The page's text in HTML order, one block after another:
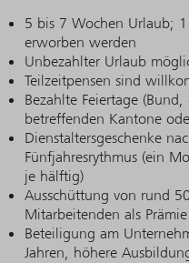
5 bis 7 Wochen Urlaub;
erworben werden
Unbezahlter Urlaub
Teilzeitpensen sind
Bezahlte Feiertage
betreffenden Kantone
Dienstaltersgeschenke
Fünfjahresrythmus (ein
je hälftig)
Ausschüttung von rund
Mitarbeitenden als Prämie
Beteiligung am
Jahren, höhere